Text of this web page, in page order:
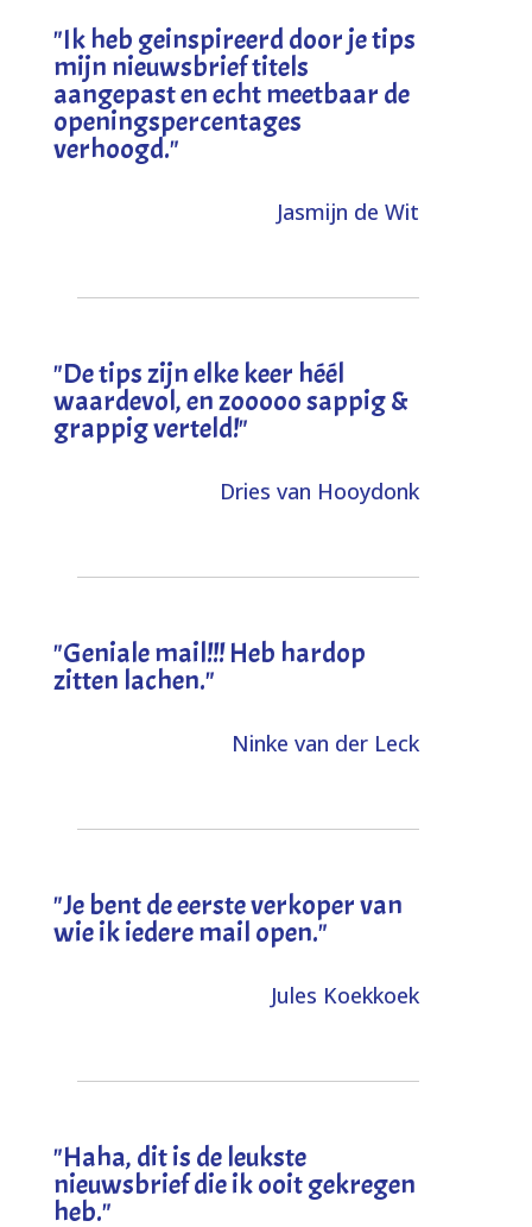
"Ik heb geinspireerd door je tips
mijn nieuwsbrief titels
aangepast en echt meetbaar de
openingspercentages
verhoogd."
Jasmijn de Wit
"De tips zijn elke keer héél
waardevol, en zooooo sappig &
grappig verteld!"
Dries van Hooydonk
"Geniale mail!!! Heb hardop
zitten lachen."
Ninke van der Leck
"Je bent de eerste verkoper van
wie ik iedere mail open."
Jules Koekkoek
"Haha, dit is de leukste
nieuwsbrief die ik ooit gekregen
heb."